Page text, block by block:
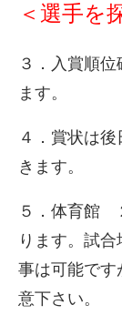
＜選手を
３．入賞順
ます。
４．賞状は
きます。
５．体育館
ります。試
事は可能です
意下さい。